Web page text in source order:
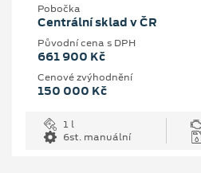
Pobočka
Centrální sklad v ČR
Původní cena s DPH
661 900 Kč
Cenové zvýhodnění
150 000 Kč
1 l
6st. manuální